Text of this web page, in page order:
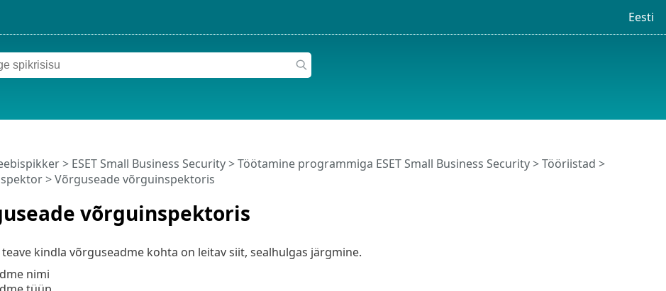
Eesti
võrguinspektoris
> ESET Small Business Security>Töötamine programmiga ESET Small Business Security>Tööriistad >
> Võrguseade võrguinspektoris
teave kindla võrguseadme kohta on leitav siit, sealhulgas järgmine.
nimi